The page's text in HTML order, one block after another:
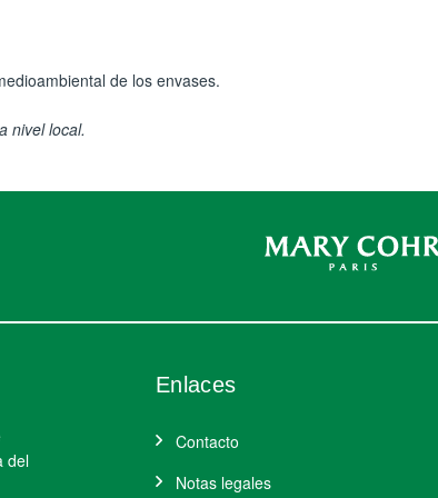
de los envases.
nivel local.
del
Enlaces
Contacto
Notas legales